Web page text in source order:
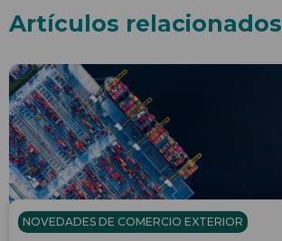
Artículos relacionados
NOVEDADES DE COMERCIO EXTERIOR